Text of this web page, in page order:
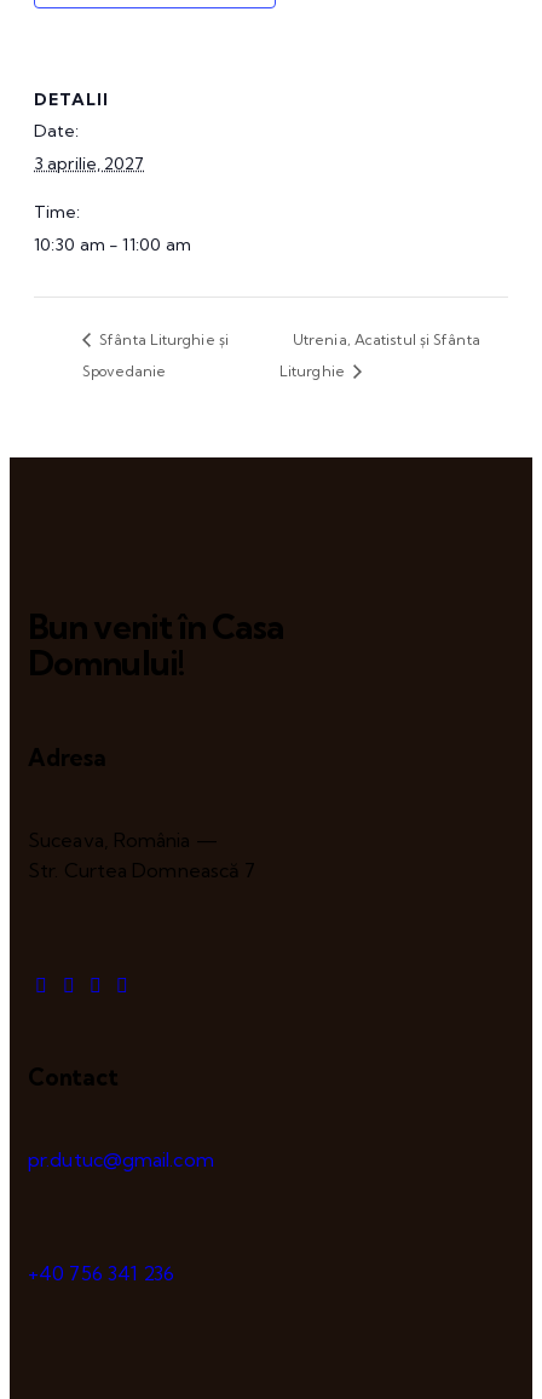
DETALII
Date:
3 aprilie, 2027
Time:
10:30 am - 11:00 am
Sfânta Liturghie și
Spovedanie
Utrenia, Acatistul și Sfânta
Liturghie
Bun venit în Casa
Domnului!
Adresa
Suceava, România —
Str. Curtea Domnească 7
Contact
pr.dutuc@gmail.com
+40 756 341 236